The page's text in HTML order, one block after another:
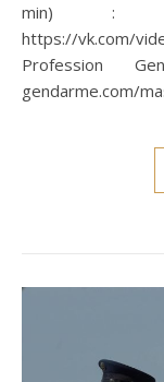
min) :
https://vk.com/
Profession
gendarme.com/